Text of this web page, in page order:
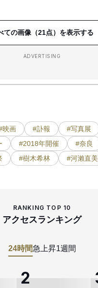
ての画像（21点）を表示する
ADVERTISING
映画 #訃報
#写真展
#2018年開催
#奈良
#樹木希林 #河瀨直美
RANKING TOP 10
アクセスランキング
24時間急上昇1週間